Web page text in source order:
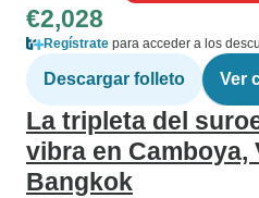
€2,028
Regístrate para acceder a los
Descargar folleto Ver
La tripleta del
vibra en Camboya,
Bangkok